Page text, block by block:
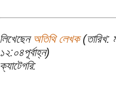
লিখেছেন অতিথি লেখক(তারিখ:
১২:০৪পূর্বাহ্ন)
ক্যাটেগরি: